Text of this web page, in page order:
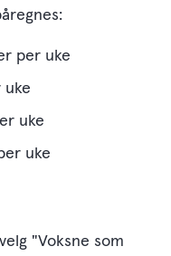
per uke
uke
uke
uke
"Voksne som